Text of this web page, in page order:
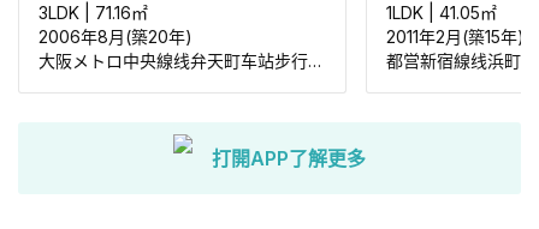
3LDK
71.16㎡
2006年8月(築20年)
大阪メトロ中央線线弁天町车站步行125米
1LDK |41.05㎡
2011年2月(築15年)
都営新宿線线浜町
打開APP了解更多